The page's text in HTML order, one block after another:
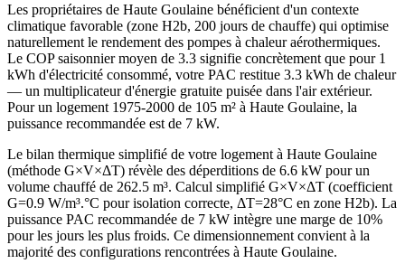
Les propriétaires de Haute Goulaine bénéficient d'un contexte
climatique favorable (zone H2b, 200 jours de chauffe) qui optimise
naturellement le rendement des pompes à chaleur aérothermiques.
Le COP saisonnier moyen de 3.3 signifie concrètement que pour 1
kWh d'électricité consommé, votre PAC restitue 3.3 kWh de chaleur
— un multiplicateur d'énergie gratuite puisée dans l'air extérieur.
Pour un logement 1975-2000 de 105 m² à Haute Goulaine, la
puissance recommandée est de 7 kW.
Le bilan thermique simplifié de votre logement à Haute Goulaine
(méthode G×V×ΔT) révèle des déperditions de 6.6 kW pour un
volume chauffé de 262.5 m³. Calcul simplifié G×V×ΔT (coefficient
G=0.9 W/m³.°C pour isolation correcte, ΔT=28°C en zone H2b). La
puissance PAC recommandée de 7 kW intègre une marge de 10%
pour les jours les plus froids. Ce dimensionnement convient à la
majorité des configurations rencontrées à Haute Goulaine.